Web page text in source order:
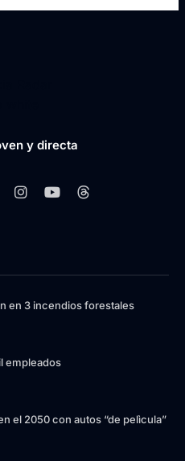
y directa
en 3 incendios forestales
empleados
el 2050 con autos “de pelìcula”